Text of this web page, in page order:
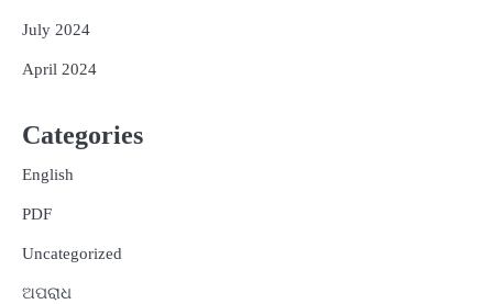
July 2024
April 2024
Categories
English
PDF
Uncategorized
ଅପରାଧ